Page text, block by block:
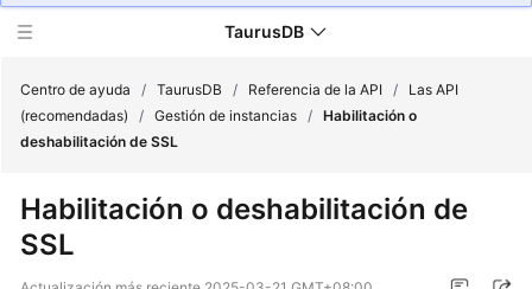
TaurusDB
del
servicio
Centro de ayuda / TaurusDB / Referencia de la API /
Las API
(recomendadas)
/ Gestión de instancias / Habilitación o
deshabilitación de SSL
Habilitación o deshabilitación de
SSL